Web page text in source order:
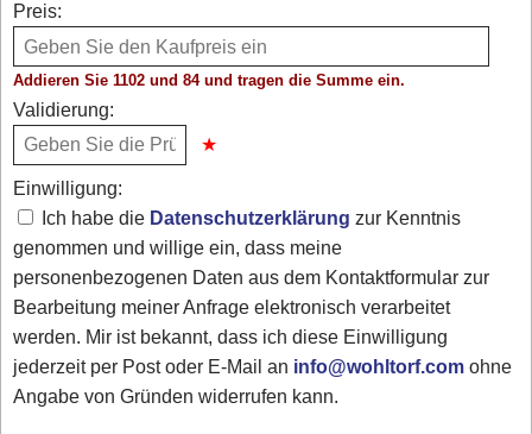
Preis:
Addieren Sie 1102 und 84 und tragen die Summe ein.
Validierung:
Einwilligung:
Ich habe die Datenschutzerklärung zur Kenntnis
genommen und willige ein, dass meine
personenbezogenen Daten aus dem Kontaktformular zur
Bearbeitung meiner Anfrage elektronisch verarbeitet
werden. Mir ist bekannt, dass ich diese Einwilligung
jederzeit per Post oder E-Mail an info@wohltorf.comohne
Angabe von Gründen widerrufen kann.